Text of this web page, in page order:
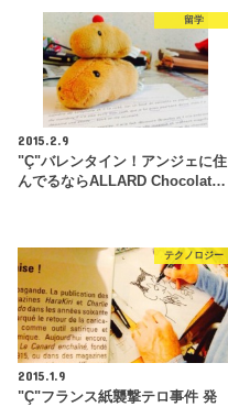
留学
2015.2.9
"Ç"バレンタイン！アンジェに住
んでるならALLARD Chocolat…
テクノロジー
2015.1.9
"Ç"フランス紙襲撃テロ事件 発